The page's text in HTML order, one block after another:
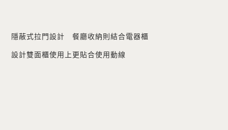
隱蔽式拉門設計 餐廳收納則結合電器櫃
設計雙面櫃使用上更貼合使用動線